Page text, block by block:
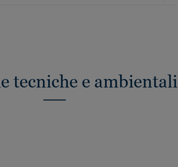
tecniche e ambientali